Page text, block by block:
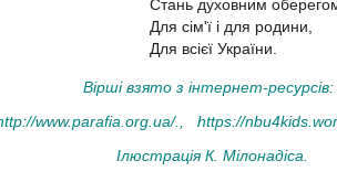
Стань духовним
Для сім'ї і для родини,
Для всієї України.
Вірші взято з інтернет-
www.parafia.org.ua/.,
https://
Ілюстрація К. Мілонадіса.